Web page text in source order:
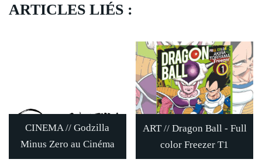
ARTICLES LIÉS :
CINEMA // Godzilla
Minus Zero au Cinéma
ART // Dragon Ball - Full
color Freezer T1